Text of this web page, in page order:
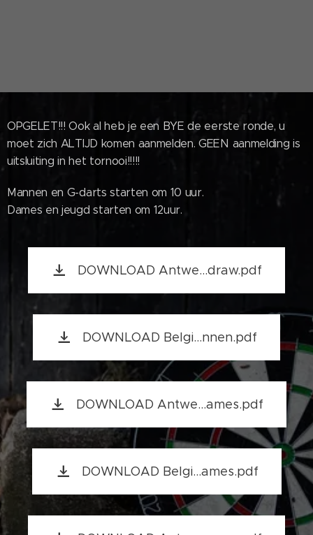
OPGELET!!! Ook al heb je een BYE de eerste ronde, u
moet zich ALTIJD komen aanmelden. GEEN aanmelding is
uitsluiting in het tornooi!!!!!
Mannen en G-darts starten om 10 uur.
Dames en jeugd starten om 12uur.
DOWNLOAD Antwe...draw.pdf
DOWNLOAD Belgi...nnen.pdf
DOWNLOAD Antwe...ames.pdf
DOWNLOAD Belgi...ames.pdf